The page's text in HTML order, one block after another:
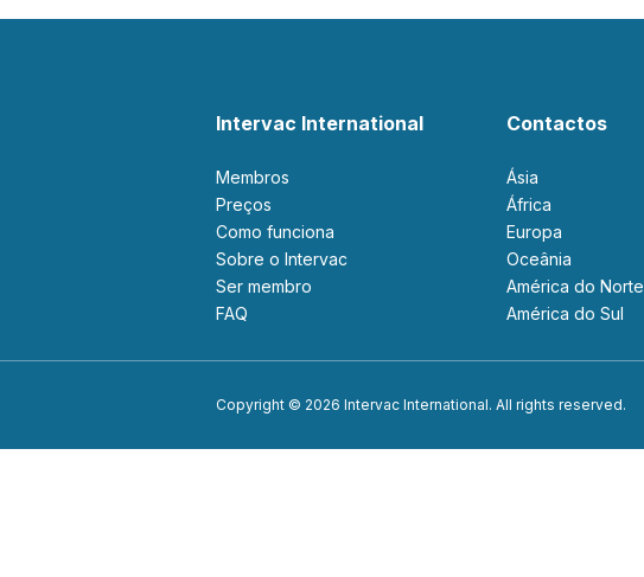
Intervac International
Membros
Preços
Como funciona
Sobre o Intervac
Ser membro
FAQ
Contactos
Ásia
África
Europa
Oceânia
América do Norte
América do Sul
Copyright © 2026 Intervac International. All rights reserved.